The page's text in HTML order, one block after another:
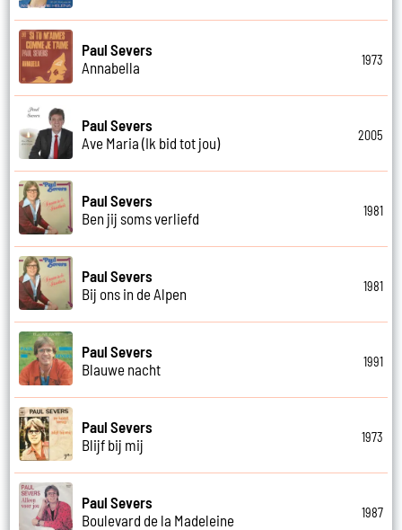
Paul Severs
Annabella
1973
Paul Severs
Ave Maria (Ik bid tot jou)
2005
Paul Severs
Ben jij soms verliefd
1981
Paul Severs
Bij ons in de Alpen
1981
Paul Severs
Blauwe nacht
1991
Paul Severs
Blijf bij mij
1973
Paul Severs
Boulevard de la Madeleine
1987